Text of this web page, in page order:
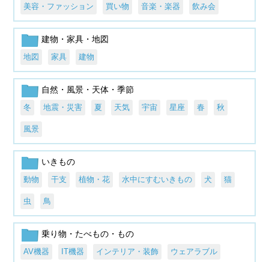
美容・ファッション 買い物 音楽・楽器 飲み会
建物・家具・地図
地図 家具 建物
自然・風景・天体・季節
冬 地震・災害 夏 天気 宇宙 星座 春 秋
風景
いきもの
動物 干支 植物・花 水中にすむいきもの 犬 猫
虫 鳥
乗り物・たべもの・もの
AV機器 IT機器 インテリア・装飾 ウェアラブル